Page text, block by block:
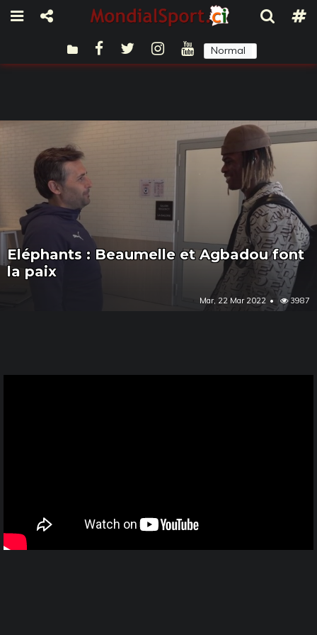
Normal
Eléphants : Beaumelle et Agbadou font
la paix
Mar, 22 Mar 2022 3987